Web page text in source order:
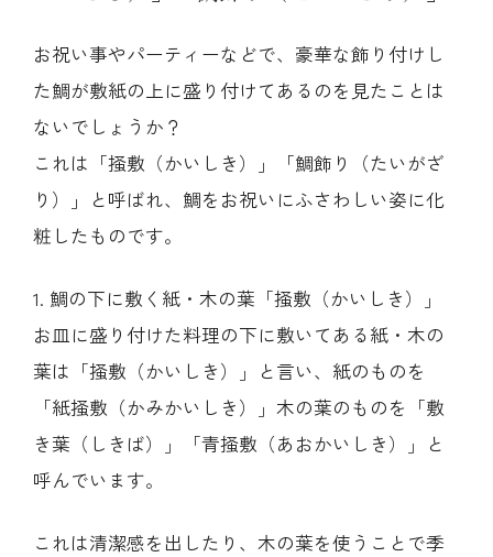
お祝い事やパーティーなどで、豪華な飾り付けし
た鯛が敷紙の上に盛り付けてあるのを見たことは
ないでしょうか？
これは「掻敷（かいしき）」「鯛飾り（たいがざ
り）」と呼ばれ、鯛をお祝いにふさわしい姿に化
粧したものです。
1. 鯛の下に敷く紙・木の葉「掻敷（かいしき）」
お皿に盛り付けた料理の下に敷いてある紙・木の
葉は「掻敷（かいしき）」と言い、紙のものを
「紙掻敷（かみかいしき）」木の葉のものを「敷
き葉（しきば）」「青掻敷（あおかいしき）」と
呼んでいます。
これは清潔感を出したり、木の葉を使うことで季